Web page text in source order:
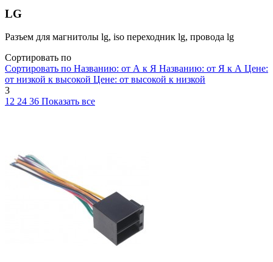
LG
Разъем для магнитолы lg, iso переходник lg, провода lg
Сортировать по
Сортировать по Названию: от А к Я Названию: от Я к А Цене:
от низкой к высокой Цене: от высокой к низкой
3
12 24 36 Показать все